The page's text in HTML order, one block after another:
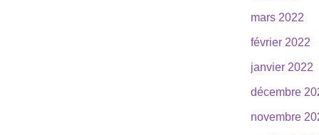
mars 2022
février 2022
janvier 2022
décembre
novembre